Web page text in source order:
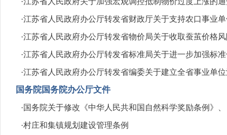
·江苏省人民政府办公厅转发省财政厅关于支持农口事业
·江苏省人民政府办公厅转发省物价局关于收取蚕茧价格
·江苏省人民政府办公厅转发省标准局关于进一步加强标
·江苏省人民政府办公厅转发省编委关于建立全省事业单
国务院国务院办公厅文件
·国务院关于修改《中华人民共和国自然科学奖励条例》
·村庄和集镇规划建设管理条例